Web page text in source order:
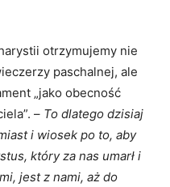
otrzymujemy nie
paschalnej, ale
„jako obecność
– To dlatego dzisiaj
i wiosek po to, aby
który za nas umarł i
jest z nami, aż do